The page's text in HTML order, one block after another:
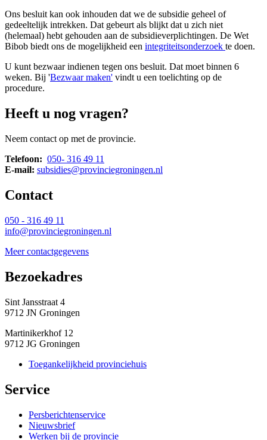
Ons besluit kan ook inhouden dat we de subsidie geheel of
gedeeltelijk intrekken. Dat gebeurt als blijkt dat u zich niet
(helemaal) hebt gehouden aan de subsidieverplichtingen. De Wet
Bibob biedt ons de mogelijkheid een integriteitsonderzoek te doen.
U kunt bezwaar indienen tegen ons besluit. Dat moet binnen 6
weken. Bij 'Bezwaar maken' vindt u een toelichting op de
procedure.
Heeft u nog vragen?
Neem contact op met de provincie.
Telefoon: 050- 316 49 11
E-mail: subsidies@provinciegroningen.nl
Contact
050 - 316 49 11
info@provinciegroningen.nl
Meer contactgegevens
Bezoekadres
Sint Jansstraat 4
9712 JN Groningen
Martinikerkhof 12
9712 JG Groningen
Toegankelijkheid provinciehuis
Service
Persberichtenservice
Nieuwsbrief
Werken bij de provincie